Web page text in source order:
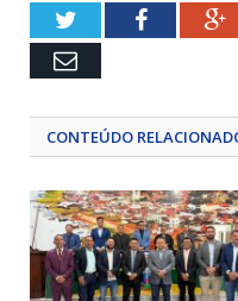
TwitterFacebook
Email
CONTEÚDO